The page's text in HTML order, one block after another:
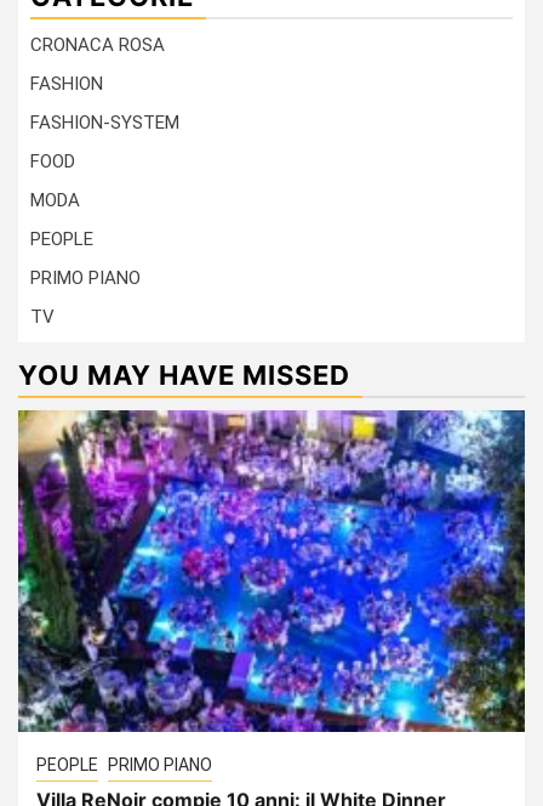
CRONACA ROSA
FASHION
FASHION-SYSTEM
FOOD
MODA
PEOPLE
PRIMO PIANO
TV
YOU MAY HAVE MISSED
PEOPLE PRIMO PIANO
Villa ReNoir compie 10 anni: il White Dinner